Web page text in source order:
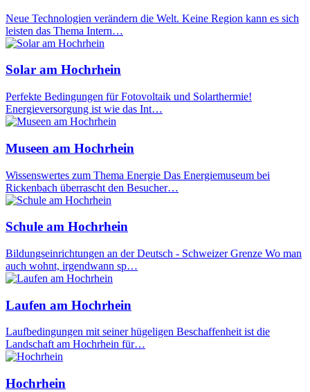
Neue Technologien verändern die Welt. Keine Region kann es sich
leisten das Thema Intern…
Solar am Hochrhein
Perfekte Bedingungen für Fotovoltaik und Solarthermie!
Energieversorgung ist wie das Int…
Museen am Hochrhein
Wissenswertes zum Thema Energie Das Energiemuseum bei
Rickenbach überrascht den Besucher…
Schule am Hochrhein
Bildungseinrichtungen an der Deutsch - Schweizer Grenze Wo man
auch wohnt, irgendwann sp…
Laufen am Hochrhein
Laufbedingungen mit seiner hügeligen Beschaffenheit ist die
Landschaft am Hochrhein für…
Hochrhein